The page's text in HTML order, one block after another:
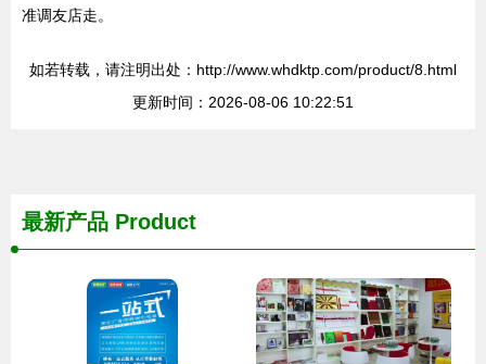
准调友店走。
如若转载，请注明出处：http://www.whdktp.com/product/8.html
更新时间：2026-08-06 10:22:51
最新产品 Product